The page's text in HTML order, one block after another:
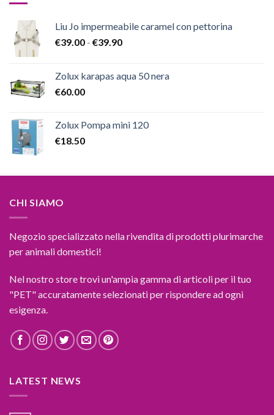
Liu Jo impermeabile caramel con pettorina
€39.00 - €39.90Fascia
da
Zolux karapas aqua 50 nera
€60.00
Zolux Pompa mini 120
€18.50
CHI SIAMO
Negozio specializzato nella rivendita di prodotti plurimarche
per animali domestici!
Nel nostro store trovi un'ampia gamma di articoli per il tuo
"PET" accuratamente selezionati per rispondere ad ogni
esigenza.
LATEST NEWS